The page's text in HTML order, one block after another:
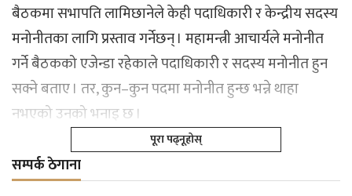
बैठकमा सभापति लामिछानेले केही पदाधिकारी र केन्द्रीय सदस्य
मनोनीतका लागि प्रस्ताव गर्नेछन् । महामन्त्री आचार्यले मनोनीत
गर्ने बैठकको एजेन्डा रहेकाले पदाधिकारी र सदस्य मनोनीत हुन
सक्ने बताए । तर, कुन–कुन पदमा मनोनीत हुन्छ भन्ने थाहा
नभएको उनको भनाइ छ ।
पूरा पढ्नूहोस्
सम्पर्क ठेगाना